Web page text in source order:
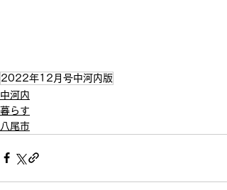
2022年12月号中河内版
中河内
暮らす
八尾市